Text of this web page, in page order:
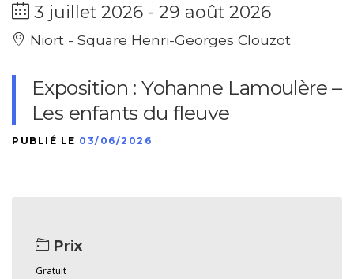
3 juillet 2026 - 29 août 2026
Niort - Square Henri-Georges Clouzot
Exposition : Yohanne Lamoulère –
Les enfants du fleuve
PUBLIÉ LE 03/06/2026
Prix
Gratuit